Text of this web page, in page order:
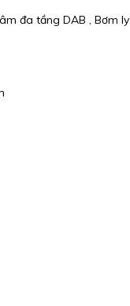
đa tầng DAB , Bơm